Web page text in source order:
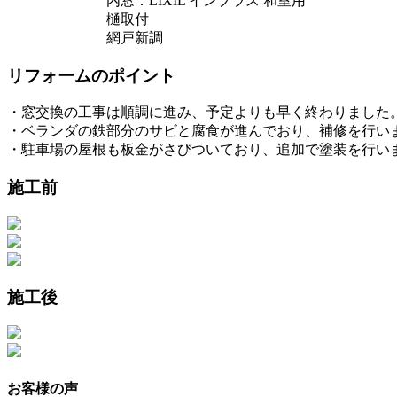
樋取付
網戸新調
リフォームのポイント
・窓交換の工事は順調に進み、予定よりも早く終わりました。
・ベランダの鉄部分のサビと腐食が進んでおり、補修を行い
・駐車場の屋根も板金がさびついており、追加で塗装を行い
施工前
施工後
お客様の声